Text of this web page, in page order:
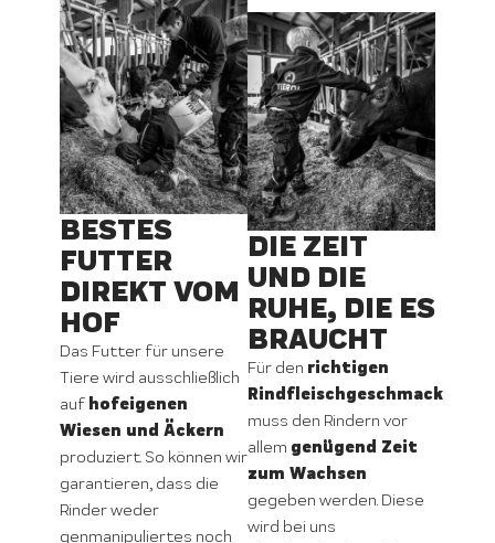
BESTES
FUTTER
DIREKT VOM
HOF
Das Futter für unsere
Tiere wird ausschließlich
auf hofeigenen
Wiesen und Äckern
produziert. So können wir
garantieren, dass die
Rinder weder
genmanipuliertes noch
DIE ZEIT
UND DIE
RUHE, DIE ES
BRAUCHT
Für den richtigen
Rindfleischgeschmack
muss den Rindern vor
allem genügend Zeit
zum Wachsen
gegeben werden. Diese
wird bei uns